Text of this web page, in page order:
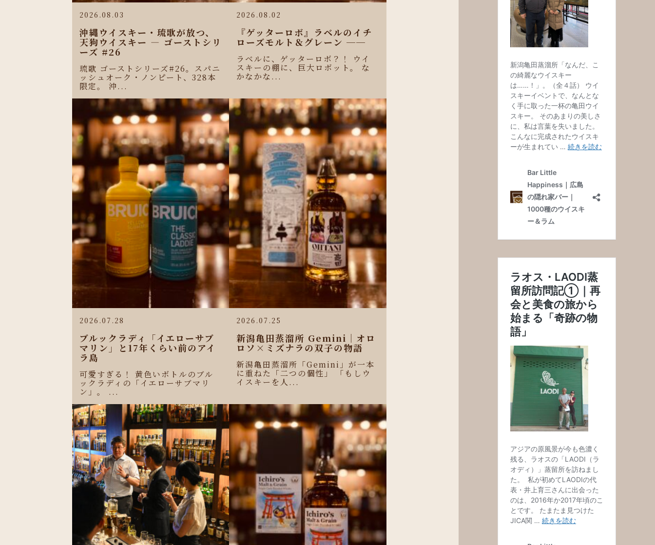
2026.08.03
沖縄ウイスキー・琉歌が放つ、
天狗ウイスキー ― ゴーストシリ
ーズ #26
琉歌 ゴーストシリーズ#26。スパニ
ッシュオーク・ノンピート、328本
限定。 沖...
2026.08.02
『ゲッターロボ』ラベルのイチ
ローズモルト＆グレーン ──
ラベルに、ゲッターロボ？！ ウイ
スキーの棚に、巨大ロボット。 な
かなかな...
2026.07.28
ブルックラディ「イエローサブ
マリン」と17年くらい前のアイ
ラ島
可愛すぎる！ 黄色いボトルのブル
ックラディの「イエローサブマリ
ン」。 ...
2026.07.25
新潟亀田蒸溜所 Gemini｜オロ
ロソ×ミズナラの双子の物語
新潟亀田蒸溜所「Gemini」が一本
に重ねた「二つの個性」 「もしウ
イスキーを人...